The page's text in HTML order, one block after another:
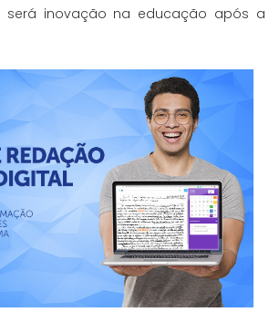
será inovação na educação após a